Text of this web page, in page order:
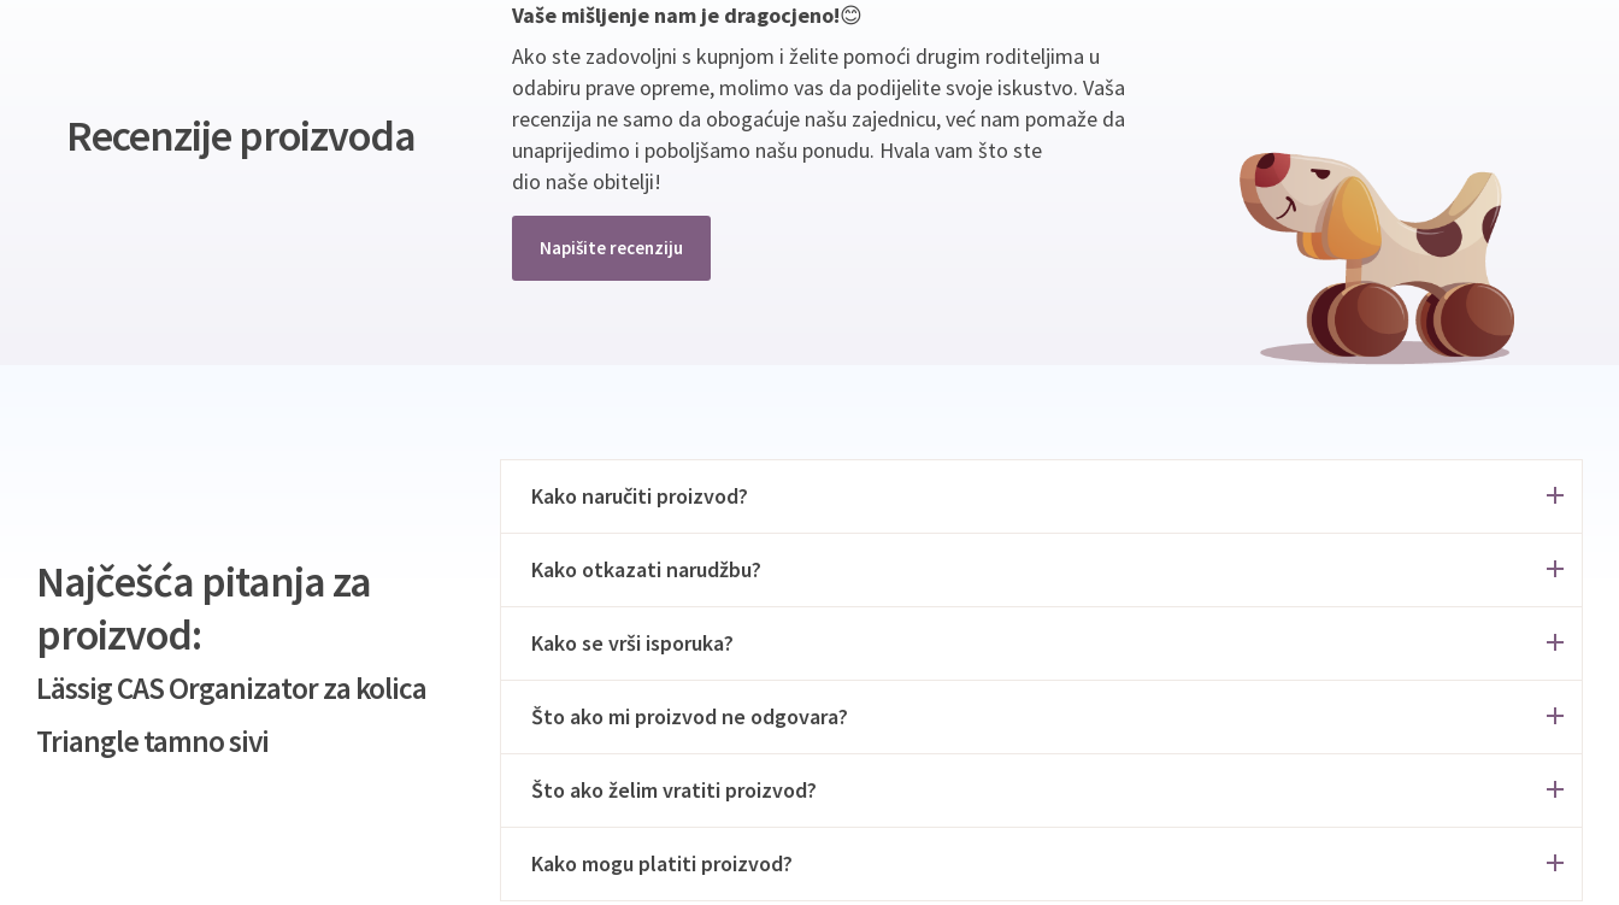
Recenzije proizvoda
Vaše mišljenje nam je dragocjeno!😊
Ako ste zadovoljni s kupnjom i želite pomoći drugim roditeljima u
odabiru prave opreme, molimo vas da podijelite svoje iskustvo. Vaša
recenzija ne samo da obogaćuje našu zajednicu, već nam pomaže da
unaprijedimo i poboljšamo našu ponudu. Hvala vam što ste
dio naše obitelji!
Napišite recenziju
Najčešća pitanja za
proizvod:
Lässig CAS Organizator za kolica
Triangle tamno sivi
Kako naručiti proizvod?
Kako otkazati narudžbu?
Kako se vrši isporuka?
Što ako mi proizvod ne odgovara?
Što ako želim vratiti proizvod?
Kako mogu platiti proizvod?